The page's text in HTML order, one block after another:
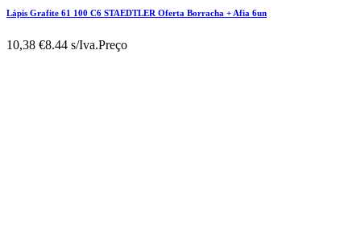
Lápis Grafite 61 100 C6 STAEDTLER Oferta Borracha + Afia 6un
10,38 €8.44 s/Iva.Preço